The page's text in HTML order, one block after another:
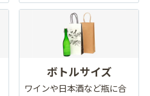
ボトルサイズ
ワインや日本酒など瓶に合